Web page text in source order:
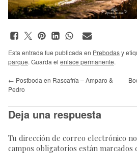
Esta entrada fue publicada en Prebodasy
parque. Guarda el enlace permanente.
← Postboda en Rascafría – Amparo &
Pedro
Deja una respuesta
Tu dirección de correo electrónico
campos obligatorios están marcados